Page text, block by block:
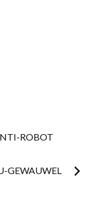
ROBOT
GEWAUWEL